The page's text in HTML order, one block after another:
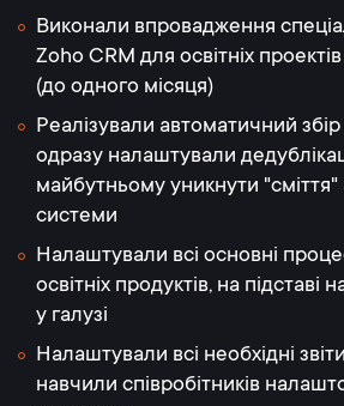
Виконали впровадження
Zoho CRM для освітніх
(до одного місяця)
Реалізували автоматичний збір
одразу налаштували
майбутньому уникнути "сміття"
системи
Налаштували всі основні
освітніх продуктів, на підставі
у галузі
Налаштували всі необхідні
навчили співробітників